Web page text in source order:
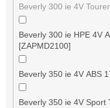
Beverly 300 ie 4V
Beverly 300 ie HPE 4V
[ZAPMD2100]
Beverly 350 ie 4V ABS
Beverly 350 ie 4V Sport